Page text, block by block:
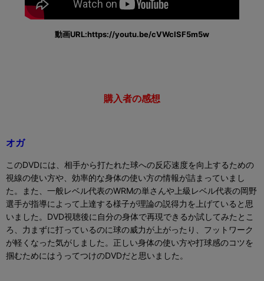
動画URL:https://youtu.be/cVWcISF5m5w
購入者の感想
オガ
このDVDには、相手から打たれた球への反応速度を向上するための
視線の使い方や、効率的な身体の使い方の情報が詰まっていまし
た。
また、一般レベル代表のWRMの単さんや上級レベル代表の岡野
選手が指導によって上達する様子が理論の説得力を上げていると思
いました。 DVD視聴後に自分の身体で再現できるか試してみたとこ
ろ、力まずに打っているのに球の威力が上がったり、フットワーク
が軽くなった気がしました。 正しい身体の使い方や打球感のコツを
掴むためにはうってつけのDVDだと思いました。